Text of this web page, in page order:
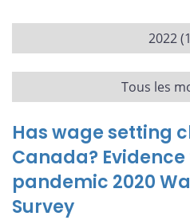
2022
Tous les
Has wage setting
Canada?
pandemic 2020
Survey